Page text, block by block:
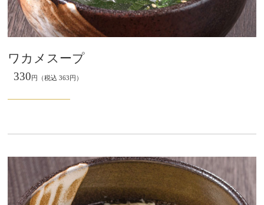
ワカメスープ
330 円（税込 363円）